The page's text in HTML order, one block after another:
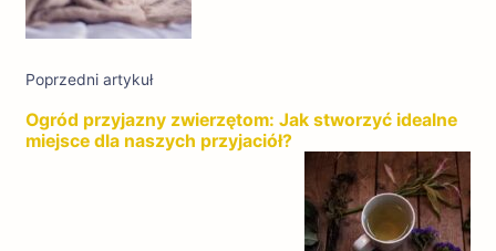
Poprzedni artykuł
Ogród przyjazny zwierzętom: Jak stworzyć idealne
miejsce dla naszych przyjaciół?